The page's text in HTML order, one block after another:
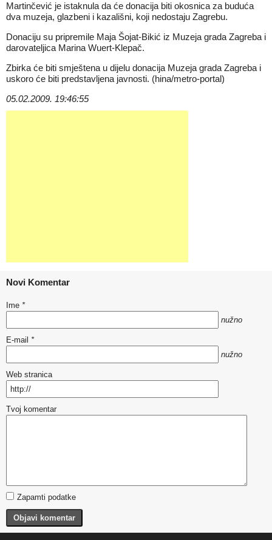
Martinčević je istaknula da će donacija biti okosnica za buduća
dva muzeja, glazbeni i kazališni, koji nedostaju Zagrebu.
Donaciju su pripremile Maja Šojat-Bikić iz Muzeja grada Zagreba i
darovateljica Marina Wuert-Klepač.
Zbirka će biti smještena u dijelu donacija Muzeja grada Zagreba i
uskoro će biti predstavljena javnosti. (hina/metro-portal)
05.02.2009. 19:46:55
Novi Komentar
Ime *
nužno
E-mail *
nužno
Web stranica
Tvoj komentar
Zapamti podatke
Objavi komentar